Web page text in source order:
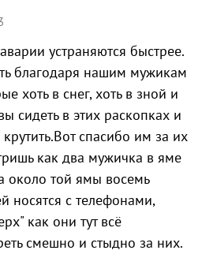
устраняются быстрее.
благодаря нашим мужикам
хоть в снег, хоть в зной и
сидеть в этих раскопках и
спасибо им за их
как два мужичка в яме
около той ямы восемь
носятся с телефонами,
как они тут всё
смешно и стыдно за них.